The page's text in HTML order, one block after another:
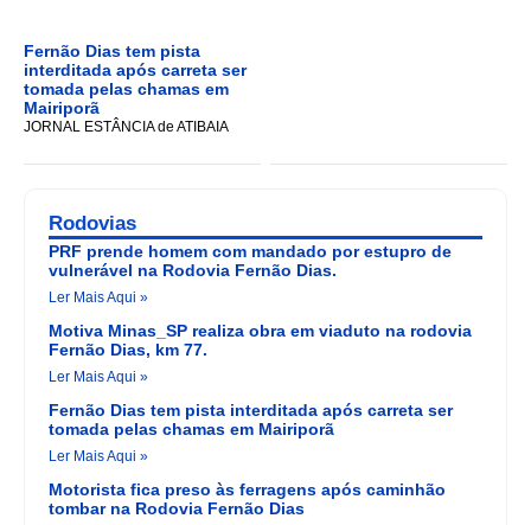
Fernão Dias tem pista
interditada após carreta ser
tomada pelas chamas em
Mairiporã
JORNAL ESTÂNCIA de ATIBAIA
Rodovias
PRF prende homem com mandado por estupro de
vulnerável na Rodovia Fernão Dias.
Ler Mais Aqui »
Motiva Minas_SP realiza obra em viaduto na rodovia
Fernão Dias, km 77.
Ler Mais Aqui »
Fernão Dias tem pista interditada após carreta ser
tomada pelas chamas em Mairiporã
Ler Mais Aqui »
Motorista fica preso às ferragens após caminhão
tombar na Rodovia Fernão Dias